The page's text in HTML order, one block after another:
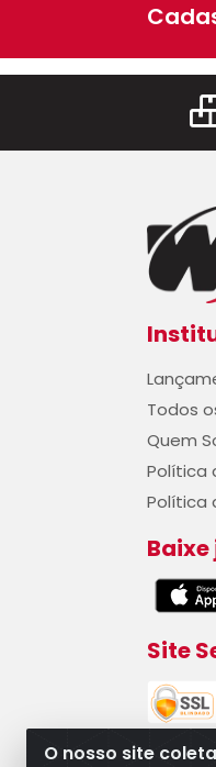
O nosso site
Todos
Quem
Política
Política
Baixe
Site